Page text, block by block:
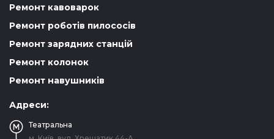
Ремонт кавоварок
Ремонт роботів пилососів
Ремонт зарядних станцій
Ремонт колонок
Ремонт навушників
Адреси:
Театральна